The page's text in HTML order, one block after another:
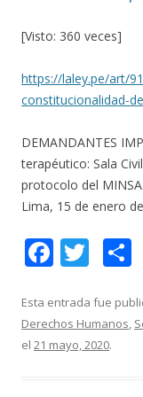
[Visto: 360 veces]
https://laley.pe/art/
constitucionalidad-
DEMANDANTES
terapéutico: Sala
protocolo del
Lima, 15 de enero
F
e
b
T
itt
er
Esta entrada fue
Derechos Humanos,
el 21 mayo, 2020.